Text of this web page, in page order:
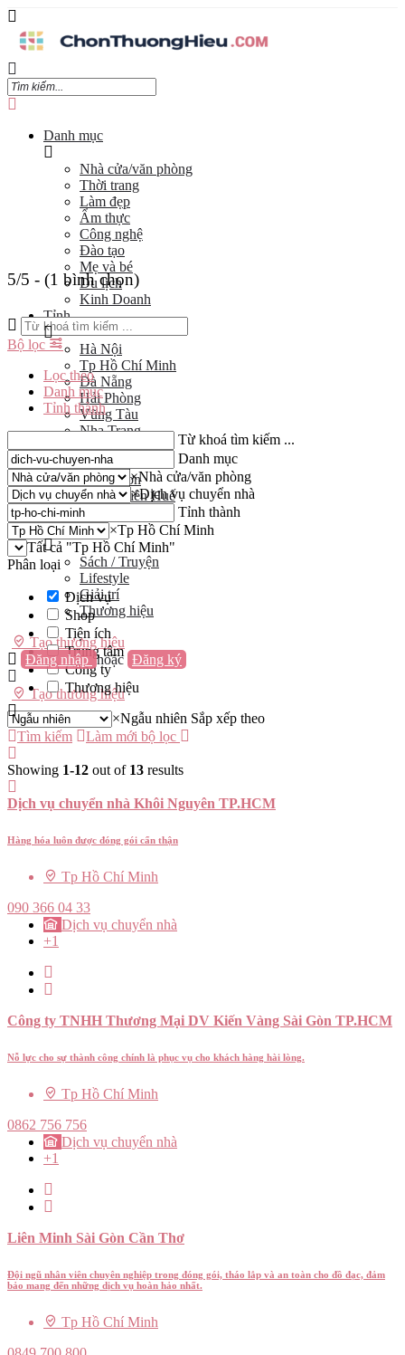
Danh mục
Nhà cửa/văn phòng
Thời trang
Làm đẹp
Ẩm thực
Công nghệ
Đào tạo
Mẹ và bé
Du lịch
Kinh Doanh
Tỉnh
Hà Nội
Tp Hồ Chí Minh
Đà Nẵng
Hải Phòng
Vũng Tàu
Nha Trang
Đà Lạt
Cần Thơ
Quy Nhơn
Thừa Thiên Huế
Khác…
Blog
Sách / Truyện
Lifestyle
Giải trí
Thương hiệu
Tạo thương hiệu
Đăng nhập hoặc Đăng ký
Tạo thương hiệu
5/5 - (1 bình chọn)
Bộ lọc
Lọc theo
Danh mục
Tỉnh thành
Từ khoá tìm kiếm ...
Danh mục
×Nhà cửa/văn phòng
×Dịch vụ chuyển nhà
Tỉnh thành
×Tp Hồ Chí Minh
Tất cả "Tp Hồ Chí Minh"
Phân loại
Dịch vụ
Shop
Tiện ích
Trung tâm
Công ty
Thương hiệu
×Ngẫu nhiên Sắp xếp theo
Tìm kiếm
Làm mới bộ lọc
Showing 1-12 out of 13 results
Dịch vụ chuyển nhà Khôi Nguyên TP.HCM
Hàng hóa luôn được đóng gói cẩn thận
Tp Hồ Chí Minh
090 366 04 33
Dịch vụ chuyển nhà
+1
Công ty TNHH Thương Mại DV Kiến Vàng Sài Gòn TP.HCM
Nỗ lực cho sự thành công chính là phục vụ cho khách hàng hài lòng.
Tp Hồ Chí Minh
0862 756 756
Dịch vụ chuyển nhà
+1
Liên Minh Sài Gòn Cần Thơ
Đội ngũ nhân viên chuyên nghiệp trong đóng gói, tháo lắp và an toàn cho đồ đạc, đảm
bảo mang đến những dịch vụ hoàn hảo nhất.
Tp Hồ Chí Minh